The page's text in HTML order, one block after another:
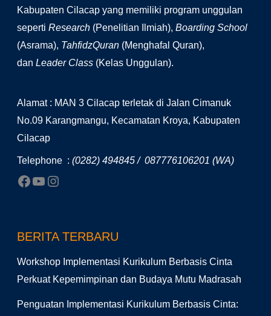
Kabupaten Cilacap yang memiliki program unggulan
seperti Research (Penelitian Ilmiah), Boarding School
(Asrama), TahfidzQuran (Menghafal Quran),
dan Leader Class (Kelas Unggulan).
Alamat : MAN 3 Cilacap terletak di Jalan Cimanuk
No.09 Karangmangu, Kecamatan Kroya, Kabupaten
Cilacap
Telephone : (0282) 494845 / 087776106201 (WA)
BERITA TERBARU
Workshop Implementasi Kurikulum Berbasis Cinta
Perkuat Kepemimpinan dan Budaya Mutu Madrasah
Penguatan Implementasi Kurikulum Berbasis Cinta: